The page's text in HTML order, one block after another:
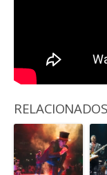
RELACIONADOS